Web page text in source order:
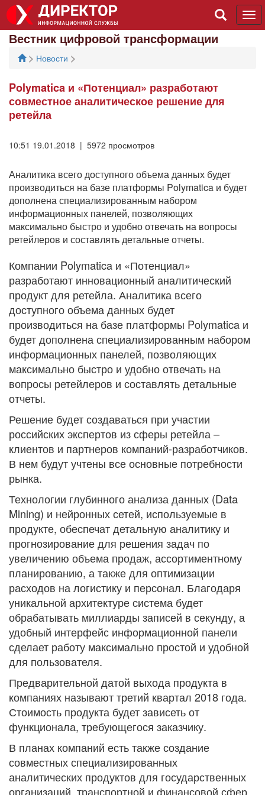
Вестник цифровой трансформации
> Новости >
Polymatica и «Потенциал» разработают
совместное аналитическое решение для
ретейла
10:51 19.01.2018 | 5972 просмотров
Аналитика всего доступного объема данных будет
производиться на базе платформы Polymatica и будет
дополнена специализированным набором
информационных панелей, позволяющих
максимально быстро и удобно отвечать на вопросы
ретейлеров и составлять детальные отчеты.
Компании Polymatica и «Потенциал»
разработают инновационный аналитический
продукт для ретейла. Аналитика всего
доступного объема данных будет
производиться на базе платформы Polymatica и
будет дополнена специализированным набором
информационных панелей, позволяющих
максимально быстро и удобно отвечать на
вопросы ретейлеров и составлять детальные
отчеты.
Решение будет создаваться при участии
российских экспертов из сферы ретейла –
клиентов и партнеров компаний-разработчиков.
В нем будут учтены все основные потребности
рынка.
Технологии глубинного анализа данных (Data
Mining) и нейронных сетей, используемые в
продукте, обеспечат детальную аналитику и
прогнозирование для решения задач по
увеличению объема продаж, ассортиментному
планированию, а также для оптимизации
расходов на логистику и персонал. Благодаря
уникальной архитектуре система будет
обрабатывать миллиарды записей в секунду, а
удобный интерфейс информационной панели
сделает работу максимально простой и удобной
для пользователя.
Предварительной датой выхода продукта в
компаниях называют третий квартал 2018 года.
Стоимость продукта будет зависеть от
функционала, требующегося заказчику.
В планах компаний есть также создание
совместных специализированных
аналитических продуктов для государственных
организаций, транспортной и финансовой сфер.